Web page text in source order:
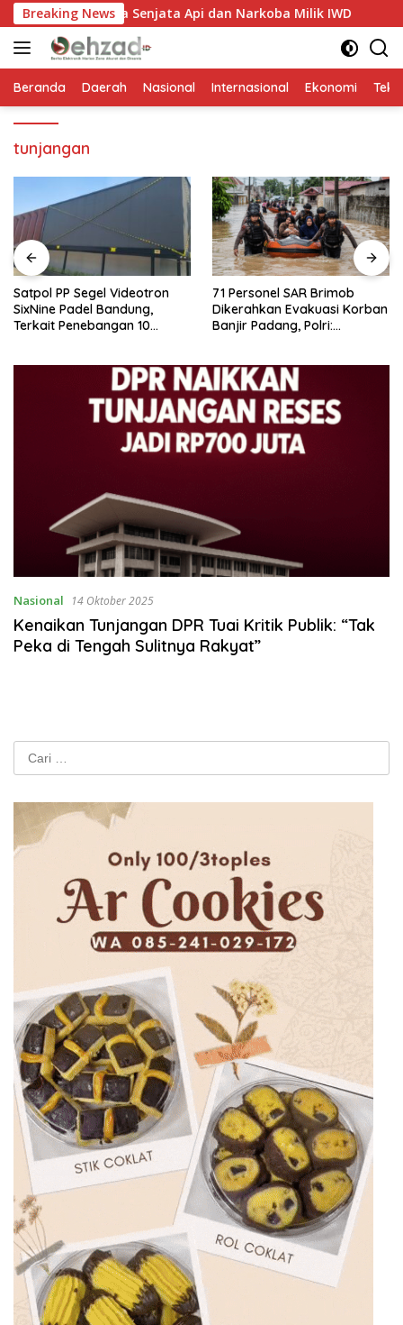
Langsung
ke
konten
Breaking News
Ada Senjata Api dan Narkoba Milik IWD Satpol
Beranda Daerah Nasional Internasional Ekonomi
tunjangan
Satpol PP Segel Videotron
SixNine Padel Bandung,
Terkait Penebangan 10
71 Personel SAR Brimob
Dikerahkan Evakuasi Korban
Banjir Padang, Polri:
Nasional 14 Oktober 2025
Kenaikan Tunjangan DPR Tuai Kritik Publik: “Tak
Peka di Tengah Sulitnya Rakyat”
Cari
untuk: